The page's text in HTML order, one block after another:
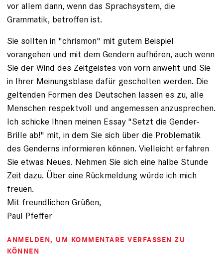
vor allem dann, wenn das Sprachsystem, die
Grammatik, betroffen ist.
Sie sollten in "chrismon" mit gutem Beispiel
vorangehen und mit dem Gendern aufhören, auch wenn
Sie der Wind des Zeitgeistes von vorn anweht und Sie
in Ihrer Meinungsblase dafür gescholten werden. Die
geltenden Formen des Deutschen lassen es zu, alle
Menschen respektvoll und angemessen anzusprechen.
Ich schicke Ihnen meinen Essay "Setzt die Gender-
Brille ab!" mit, in dem Sie sich über die Problematik
des Genderns informieren können. Vielleicht erfahren
Sie etwas Neues. Nehmen Sie sich eine halbe Stunde
Zeit dazu. Über eine Rückmeldung würde ich mich
freuen.
Mit freundlichen Grüßen,
Paul Pfeffer
ANMELDEN, UM KOMMENTARE VERFASSEN ZU
KÖNNEN